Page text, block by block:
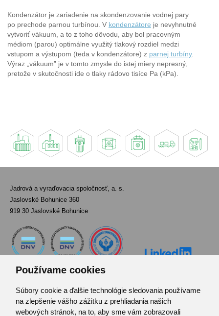
Používame cookies
Súbory cookie a ďalšie technológie sledovania používame
na zlepšenie vášho zážitku z prehliadania našich
webových stránok, na to, aby sme vám zobrazovali
Kondenzátor je zariadenie na skondenzovanie vodnej pary
po prechode parnou turbínou. V kondenzátore je nevyhnutné
vytvoriť vákuum, a to z toho dôvodu, aby bol pracovným
médiom (parou) optimálne využitý tlakový rozdiel medzi
vstupom a výstupom (teda v kondenzátore) z parnej turbíny.
Výraz „vákuum” je v tomto zmysle do istej miery nepresný,
pretože v skutočnosti ide o tlaky rádovo tisíce Pa (kPa).
Jadrová a vyraďovacia spoločnosť, a. s.
Jaslovské Bohunice 360
919 30 Jaslovské Bohunice
Kontakt
Pozvánka do infocentra
Zoznam použitých skratiek